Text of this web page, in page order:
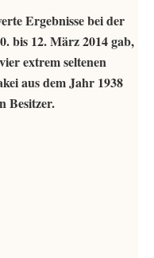
Ergebnisse bei der
bis 12. März 2014 gab,
extrem seltenen
aus dem Jahr 1938
Besitzer.